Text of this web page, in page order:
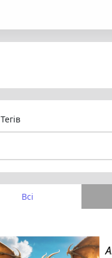
Тегів
Всі